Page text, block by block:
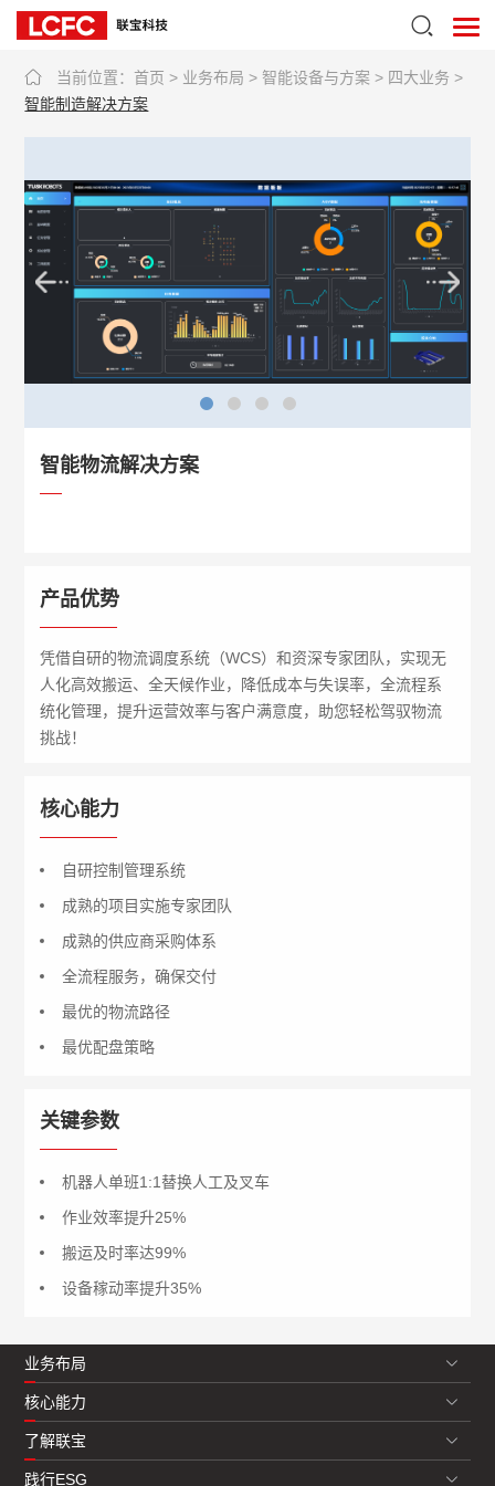
当前位置： 首页 > 业务布局 >智能设备与方案 > 四大业务 >
智能制造解决方案
智能物流解决方案
产品优势
凭借自研的物流调度系统（WCS）和资深专家团队，实现无
人化高效搬运、全天候作业，降低成本与失误率，全流程系
统化管理，提升运营效率与客户满意度，助您轻松驾驭物流
挑战！
核心能力
自研控制管理系统
成熟的项目实施专家团队
成熟的供应商采购体系
全流程服务，确保交付
最优的物流路径
最优配盘策略
关键参数
机器人单班1:1替换人工及叉车
作业效率提升25%
搬运及时率达99%
设备稼动率提升35%
业务布局
核心能力
了解联宝
践行ESG